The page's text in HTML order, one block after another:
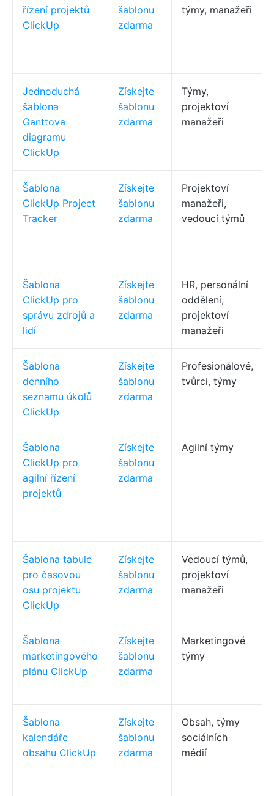
řízení projektů
ClickUp
šablonu
zdarma
týmy, manažeři
Jednoduchá
šablona
Ganttova
diagramu
ClickUp
Získejte
šablonu
zdarma
Týmy,
projektoví
manažeři
Šablona
ClickUp Project
Tracker
Získejte
šablonu
zdarma
Projektoví
manažeři,
vedoucí týmů
Šablona
ClickUp pro
správu zdrojů a
lidí
Získejte
šablonu
zdarma
HR, personální
oddělení,
projektoví
manažeři
Šablona
denního
seznamu úkolů
ClickUp
Získejte
šablonu
zdarma
Profesionálové,
tvůrci, týmy
Šablona
ClickUp pro
agilní řízení
projektů
Získejte
šablonu
zdarma
Agilní týmy
Šablona tabule
pro časovou
osu projektu
ClickUp
Získejte
šablonu
zdarma
Vedoucí týmů,
projektoví
manažeři
Šablona
marketingového
plánu ClickUp
Získejte
šablonu
zdarma
Marketingové
týmy
Šablona
kalendáře
obsahu ClickUp
Získejte
šablonu
zdarma
Obsah, týmy
sociálních
médií